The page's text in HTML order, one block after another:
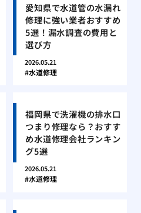
愛知県で水道管の水漏れ
修理に強い業者おすすめ
5選！漏水調査の費用と
選び方
2026.05.21
水道修理
福岡県で洗濯機の排水口
つまり修理なら？おすす
め水道修理会社ランキン
グ5選
2026.05.21
水道修理